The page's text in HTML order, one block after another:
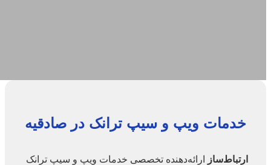
خدمات ویپ و سیپ ترانک در صادقیه
ارتباط‌سازارائه‌دهنده تخصصی خدمات ویپ و سیپ ترانک